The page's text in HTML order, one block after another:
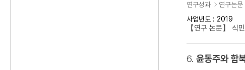
연구성과
연구논문
사업년도 : 2019
【연구 논문】 식
6. 윤동주와 함